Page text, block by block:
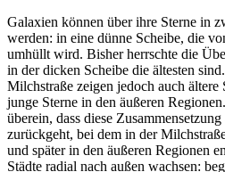
Galaxien können über ihre Sterne in
werden: in eine dünne Scheibe, die
umhüllt wird. Bisher herrschte die
in der dicken Scheibe die ältesten
Milchstraße zeigen jedoch auch ältere
junge Sterne in den äußeren
überein, dass diese
zurückgeht, bei dem in der
und später in den äußeren Regionen
Städte radial nach außen wachsen: